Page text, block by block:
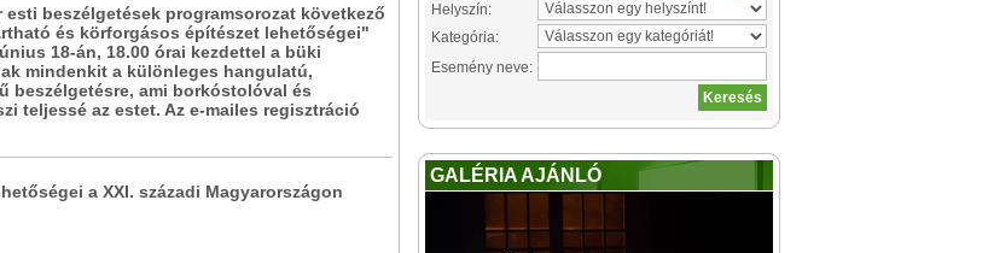
esti beszélgetések programsorozat következő
és körforgásos építészet lehetőségei"
18-án, 18.00 órai kezdettel a büki
mindenkit a különleges hangulatú,
beszélgetésre, ami borkóstolóval és
teljessé az estet. Az e-mailes regisztráció
a XXI. századi Magyarországon
Helyszín:
Kategória:
Esemény neve:
GALÉRIA AJÁNLÓ